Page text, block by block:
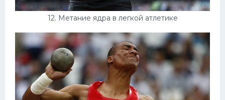
12. Метание ядра в легкой атлетике